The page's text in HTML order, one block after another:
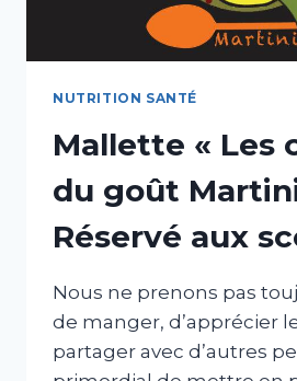
NUTRITION SANTÉ
Mallette « Les
du goût
Réservé aux
Nous ne prenons pas
de manger, d’apprécier
partager avec d’autres